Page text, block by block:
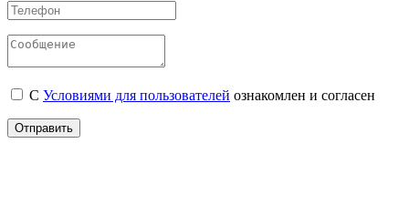
С Условиями для пользователей ознакомлен и согласен
Отправить